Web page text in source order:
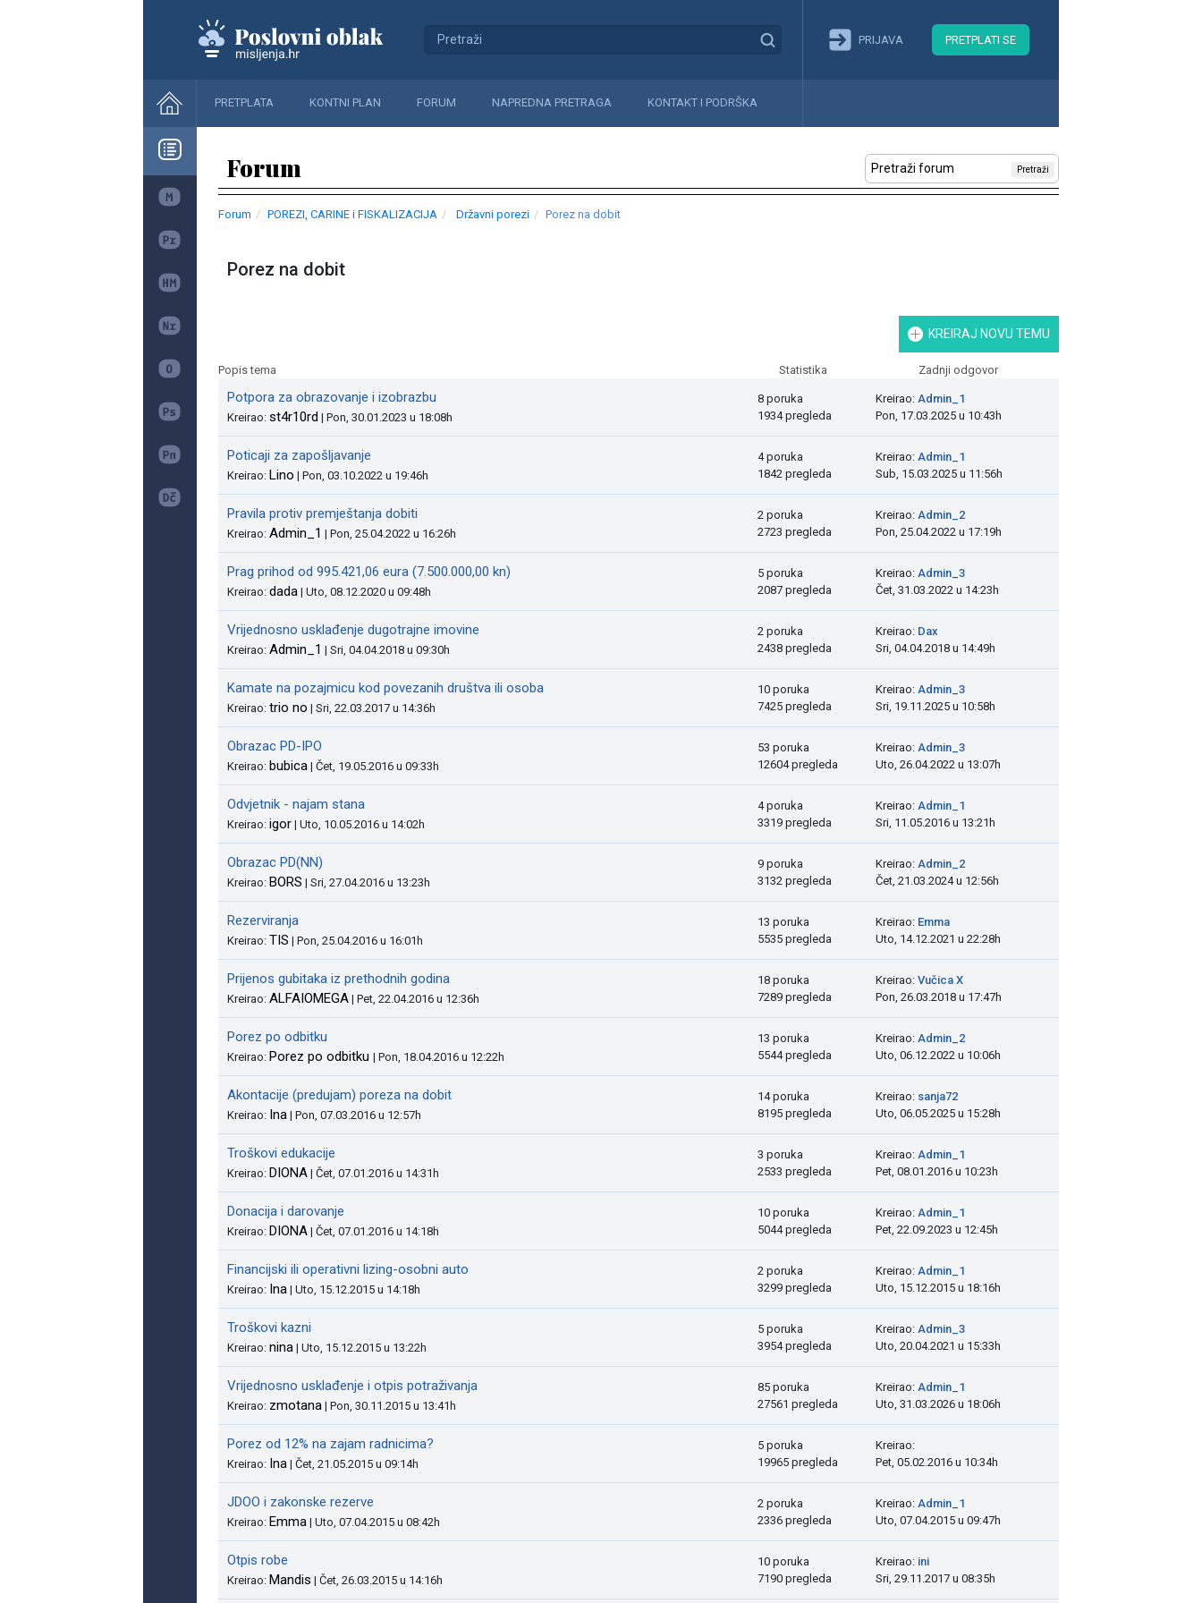
PRIJAVA PRETPLATI SE
PRETPLATA KONTNI PLAN FORUM NAPREDNA PRETRAGA KONTAKT I PODRŠKA
Forum Pretraži
Forum POREZI, CARINE i FISKALIZACIJA Državni porezi Porez na dobit
Porez na dobit
KREIRAJ NOVU TEMU
Popis tema Statistika Zadnji odgovor
Potpora za obrazovanje i izobrazbu
Kreirao: st4r10rd | Pon, 30.01.2023 u 18:08h
8 poruka
1934 pregleda
Kreirao: Admin_1
Pon, 17.03.2025 u 10:43h
Poticaji za zapošljavanje
Kreirao: Lino | Pon, 03.10.2022 u 19:46h
4 poruka
1842 pregleda
Kreirao: Admin_1
Sub, 15.03.2025 u 11:56h
Pravila protiv premještanja dobiti
Kreirao: Admin_1 | Pon, 25.04.2022 u 16:26h
2 poruka
2723 pregleda
Kreirao: Admin_2
Pon, 25.04.2022 u 17:19h
Prag prihod od 995.421,06 eura (7.500.000,00 kn)
Kreirao: dada | Uto, 08.12.2020 u 09:48h
5 poruka
2087 pregleda
Kreirao: Admin_3
Čet, 31.03.2022 u 14:23h
Vrijednosno usklađenje dugotrajne imovine
Kreirao: Admin_1 | Sri, 04.04.2018 u 09:30h
2 poruka
2438 pregleda
Kreirao: Dax
Sri, 04.04.2018 u 14:49h
Kamate na pozajmicu kod povezanih društva ili osoba
Kreirao: trio no | Sri, 22.03.2017 u 14:36h
10 poruka
7425 pregleda
Kreirao: Admin_3
Sri, 19.11.2025 u 10:58h
Obrazac PD-IPO
Kreirao: bubica | Čet, 19.05.2016 u 09:33h
53 poruka
12604 pregleda
Kreirao: Admin_3
Uto, 26.04.2022 u 13:07h
Odvjetnik - najam stana
Kreirao: igor | Uto, 10.05.2016 u 14:02h
4 poruka
3319 pregleda
Kreirao: Admin_1
Sri, 11.05.2016 u 13:21h
Obrazac PD(NN)
Kreirao: BORS | Sri, 27.04.2016 u 13:23h
9 poruka
3132 pregleda
Kreirao: Admin_2
Čet, 21.03.2024 u 12:56h
Rezerviranja
Kreirao: TIS | Pon, 25.04.2016 u 16:01h
13 poruka
5535 pregleda
Kreirao: Emma
Uto, 14.12.2021 u 22:28h
Prijenos gubitaka iz prethodnih godina
Kreirao: ALFAIOMEGA | Pet, 22.04.2016 u 12:36h
18 poruka
7289 pregleda
Kreirao: Vučica X
Pon, 26.03.2018 u 17:47h
Porez po odbitku
Kreirao: Porez po odbitku | Pon, 18.04.2016 u 12:22h
13 poruka
5544 pregleda
Kreirao: Admin_2
Uto, 06.12.2022 u 10:06h
Akontacije (predujam) poreza na dobit
Kreirao: Ina | Pon, 07.03.2016 u 12:57h
14 poruka
8195 pregleda
Kreirao: sanja72
Uto, 06.05.2025 u 15:28h
Troškovi edukacije
Kreirao: DIONA | Čet, 07.01.2016 u 14:31h
3 poruka
2533 pregleda
Kreirao: Admin_1
Pet, 08.01.2016 u 10:23h
Donacija i darovanje
Kreirao: DIONA | Čet, 07.01.2016 u 14:18h
10 poruka
5044 pregleda
Kreirao: Admin_1
Pet, 22.09.2023 u 12:45h
Financijski ili operativni lizing-osobni auto
Kreirao: Ina | Uto, 15.12.2015 u 14:18h
2 poruka
3299 pregleda
Kreirao: Admin_1
Uto, 15.12.2015 u 18:16h
Troškovi kazni
Kreirao: nina | Uto, 15.12.2015 u 13:22h
5 poruka
3954 pregleda
Kreirao: Admin_3
Uto, 20.04.2021 u 15:33h
Vrijednosno usklađenje i otpis potraživanja
Kreirao: zmotana | Pon, 30.11.2015 u 13:41h
85 poruka
27561 pregleda
Kreirao: Admin_1
Uto, 31.03.2026 u 18:06h
Porez od 12% na zajam radnicima?
Kreirao: Ina | Čet, 21.05.2015 u 09:14h
5 poruka
19965 pregleda
Kreirao:
Pet, 05.02.2016 u 10:34h
JDOO i zakonske rezerve
Kreirao: Emma | Uto, 07.04.2015 u 08:42h
2 poruka
2336 pregleda
Kreirao: Admin_1
Uto, 07.04.2015 u 09:47h
Otpis robe
Kreirao: Mandis | Čet, 26.03.2015 u 14:16h
10 poruka
7190 pregleda
Kreirao: ini
Sri, 29.11.2017 u 08:35h